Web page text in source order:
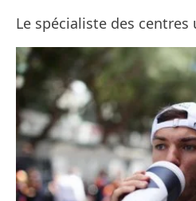
Le spécialiste des centres